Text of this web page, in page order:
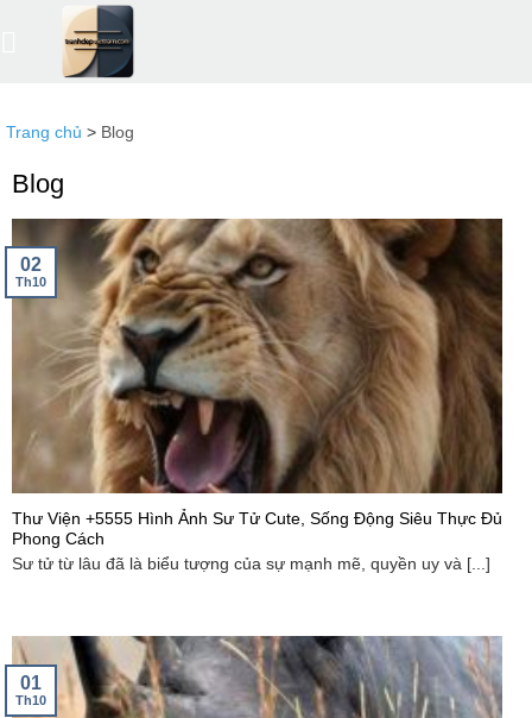
Trang chủ > Blog
Blog
Thư Viện +5555 Hình Ảnh Sư Tử Cute, Sống Động Siêu Thực Đủ
Phong Cách
Sư tử từ lâu đã là biểu tượng của sự mạnh mẽ, quyền uy và [...]
02
Th10
01
Th10